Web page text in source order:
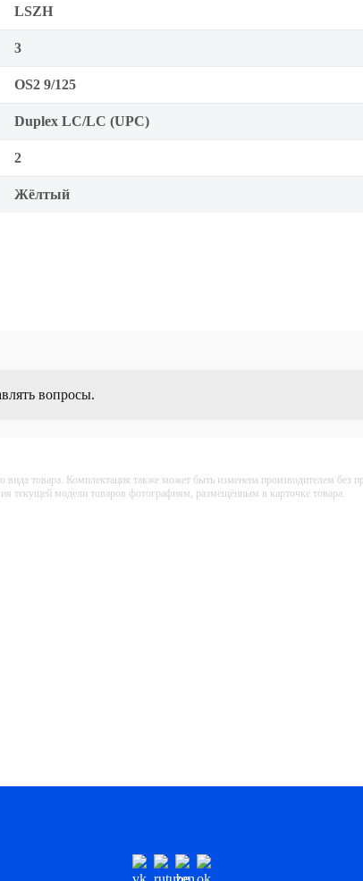
LSZH
3
OS2 9/125
Duplex LC/LC (UPC)
2
Жёлтый
вопросы.
товара. Комплектация также может быть изменена производителем без
текущей модели товаров фотографиям, размещённым в карточке товара.